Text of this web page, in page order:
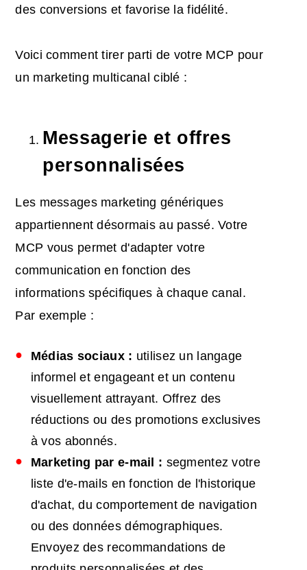
des conversions et favorise la fidélité.
Voici comment tirer parti de votre MCP pour
un marketing multicanal ciblé :
Messagerie et offres
personnalisées
Les messages marketing génériques
appartiennent désormais au passé. Votre
MCP vous permet d'adapter votre
communication en fonction des
informations spécifiques à chaque canal.
Par exemple :
Médias sociaux : utilisez un langage
informel et engageant et un contenu
visuellement attrayant. Offrez des
réductions ou des promotions exclusives
à vos abonnés.
Marketing par e-mail : segmentez votre
liste d'e-mails en fonction de l'historique
d'achat, du comportement de navigation
ou des données démographiques.
Envoyez des recommandations de